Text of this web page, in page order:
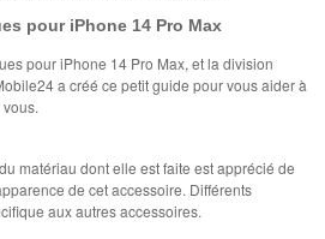
pour iPhone 14 Pro Max
pour iPhone 14 Pro Max, et la division
a créé ce petit guide pour vous aider à
matériau dont elle est faite est apprécié de
de cet accessoire. Différents
aux autres accessoires.